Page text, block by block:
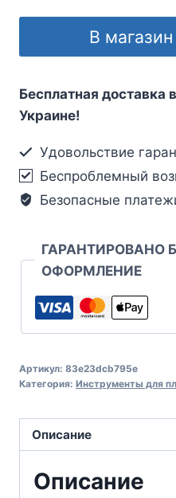
В магазин
Бесплатная доставка
Украине!
Удовольствие
Беспроблемный
Безопасные
ГАРАНТИРОВАНО
ОФОРМЛЕНИЕ
Артикул: 83e23dcb795e
Категория: Инструменты для
Описание
Описание